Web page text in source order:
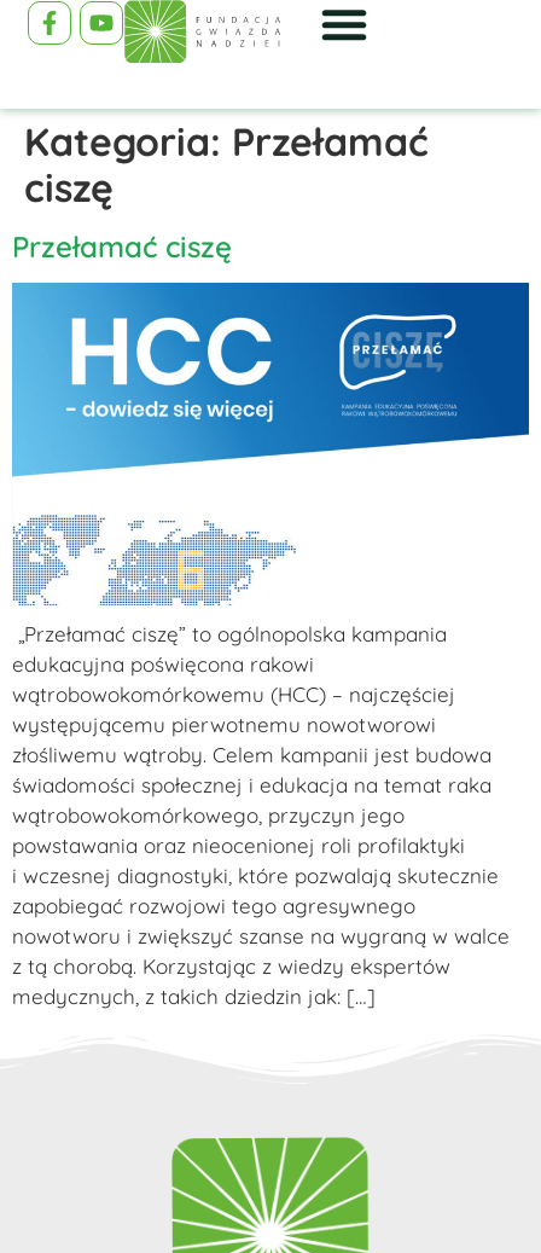
Kategoria: Przełamać
ciszę
Przełamać ciszę
„Przełamać ciszę” to ogólnopolska kampania
edukacyjna poświęcona rakowi
wątrobowokomórkowemu (HCC) – najczęściej
występującemu pierwotnemu nowotworowi
złośliwemu wątroby. Celem kampanii jest budowa
świadomości społecznej i edukacja na temat raka
wątrobowokomórkowego, przyczyn jego
powstawania oraz nieocenionej roli profilaktyki
i wczesnej diagnostyki, które pozwalają skutecznie
zapobiegać rozwojowi tego agresywnego
nowotworu i zwiększyć szanse na wygraną w walce
z tą chorobą. Korzystając z wiedzy ekspertów
medycznych, z takich dziedzin jak: […]